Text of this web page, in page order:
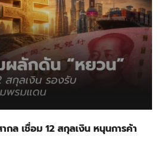
กล เชื่อม 12 สกุลเงิน หนุนการค้า